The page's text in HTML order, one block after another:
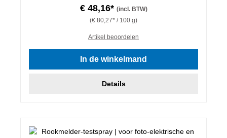
€ 48,16* (incl. BTW)
(€ 80,27* / 100 g)
Artikel beoordelen
In de winkelmand
Details